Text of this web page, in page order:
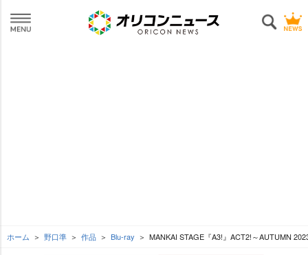
ホーム 野口準 作品 Blu-ray MANKAI STAGE『A3!』ACT2!～AUTUMN